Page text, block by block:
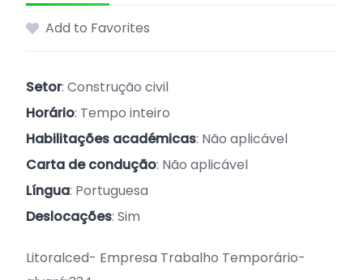
Add to Favorites
Setor: Construção civil
Horário: Tempo inteiro
Habilitações académicas: Não aplicável
Carta de condução: Não aplicável
Língua: Portuguesa
Deslocações: Sim
Litoralced- Empresa Trabalho Temporário-